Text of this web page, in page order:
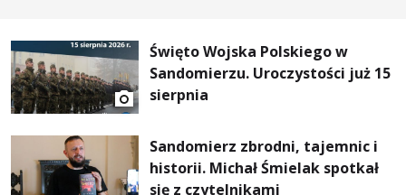
Święto Wojska Polskiego w
Sandomierzu. Uroczystości już 15
sierpnia
Sandomierz zbrodni, tajemnic i
historii. Michał Śmielak spotkał
się z czytelnikami